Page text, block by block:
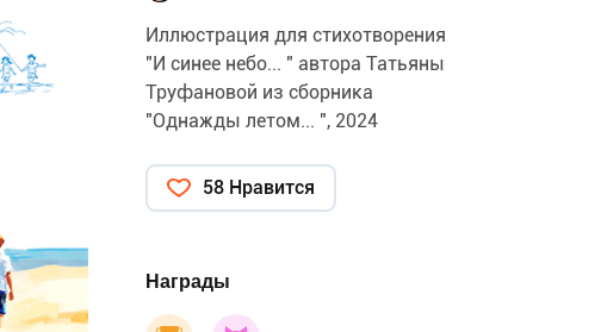
Иллюстрация для стихотворения
"И синее небо... " автора Татьяны
Труфановой из сборника
"Однажды летом... ", 2024
58 Нравится
Награды